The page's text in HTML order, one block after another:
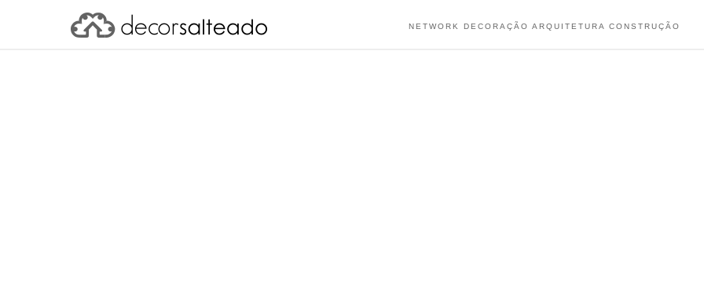
NETWORK DECORAÇÃO ARQUITETURA CONSTRUÇÃO